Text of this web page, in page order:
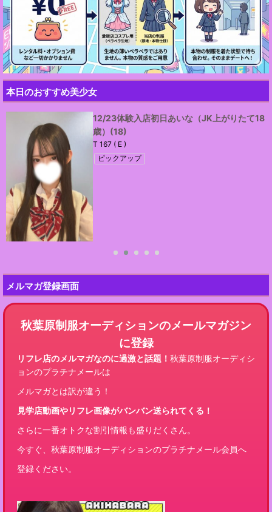
本日のおすすめ美少女
みなみ(19)
T 158 ( )
ピックアップ
メルマガ登録画面
秋葉原制服オーディションのメールマガジン
に登録
リフレ店のメルマガなのに過激と話題！ 秋葉原制服オーディシ
ョンのプラチナメールは
メルマガとは訳が違う！
見学店動画やリフレ画像がバンバン送られてくる！
さらに一番オトクな割引情報も盛りだくさん。
今すぐ、秋葉原制服オーディションのプラチナメール会員へ
登録ください。